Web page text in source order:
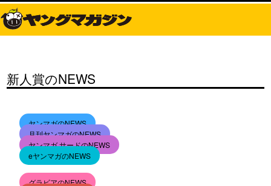
新人賞のNEWS
ヤンマガのNEWS
月刊ヤンマガのNEWS
ヤンマガ サードのNEWS
eヤンマガのNEWS
グラビアのNEWS